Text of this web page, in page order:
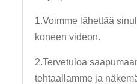
1.Voimme lähettää
koneen videon.
2.Tervetuloa
tehtaallamme ja